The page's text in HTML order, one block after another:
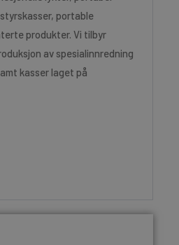
portable
produkter. Vi tilbyr
av spesialinnredning
kasser laget på